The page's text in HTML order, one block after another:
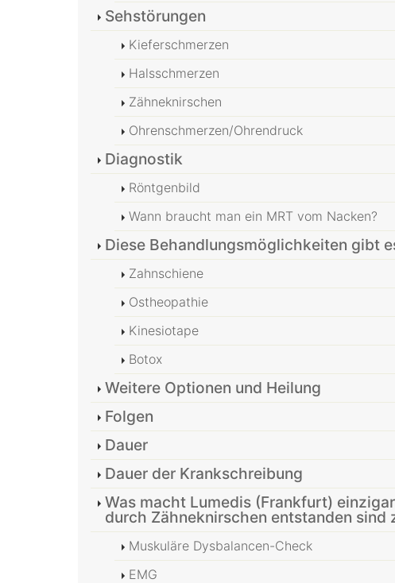
Sehstörungen
Kieferschmerzen
Halsschmerzen
Zähneknirschen
Ohrenschmerzen/Ohrendruck
Diagnostik
Röntgenbild
Wann braucht man ein MRT vom Nacken?
Diese Behandlungsmöglichkeiten gibt
Zahnschiene
Ostheopathie
Kinesiotape
Botox
Weitere Optionen und Heilung
Folgen
Dauer
Dauer der Krankschreibung
Was macht Lumedis (Frankfurt)
durch Zähneknirschen entstanden sind
Muskuläre Dysbalancen-Check
EMG